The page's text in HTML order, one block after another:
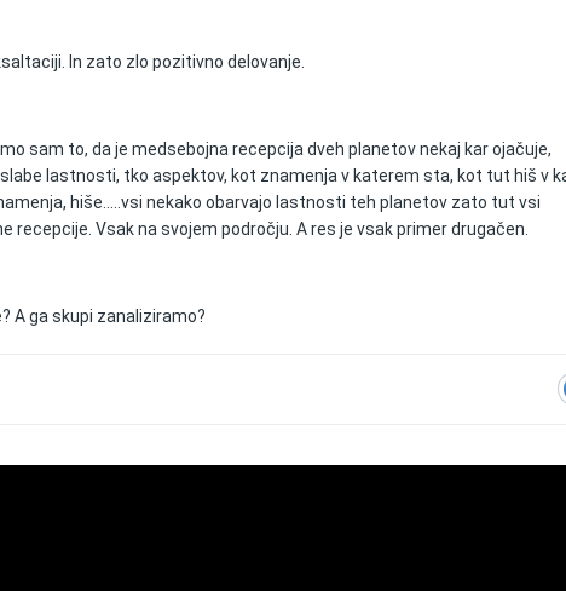
In zato zlo pozitivno delovanje.
sam to, da je medsebojna recepcija dveh planetov nekaj kar ojačuje,
lastnosti, tko aspektov, kot znamenja v katerem sta, kot tut hiš v
hiše.....vsi nekako obarvajo lastnosti teh planetov zato tut vsi
recepcije. Vsak na svojem področju. A res je vsak primer drugačen.
A ga skupi zanaliziramo?